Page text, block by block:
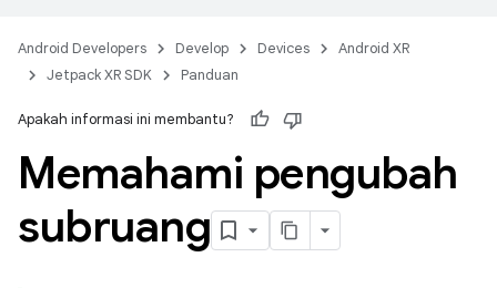
Android Developers Develop Devices
Android XR
Jetpack XR SDK
Panduan
Apakah informasi ini membantu?
Memahami pengubah
subruang